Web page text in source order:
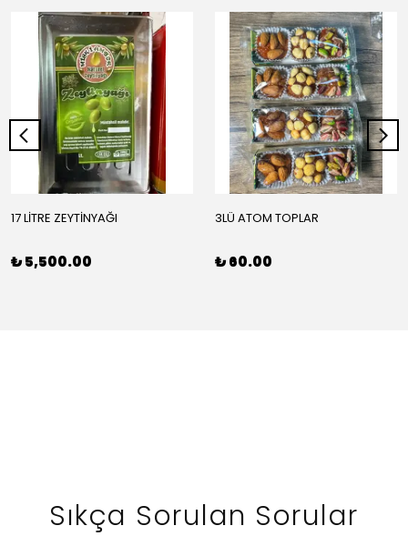
17 LİTRE ZEYTİNYAĞI
₺ 5,500.00
3LÜ ATOM TOPLAR
₺ 60.00
Sıkça Sorulan Sorular